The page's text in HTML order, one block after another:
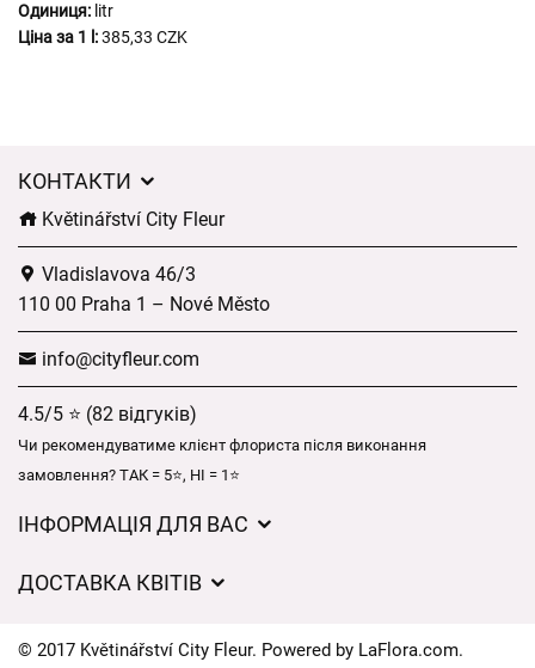
Одиниця: litr
Ціна за 1 l:385,33 CZK
КОНТАКТИ
Květinářství City Fleur
Vladislavova 46/3
110 00 Praha 1 – Nové Město
info@cityfleur.com
4.5/5 ⭐ (82 відгуків)
Чи рекомендуватиме клієнт флориста після виконання
замовлення? ТАК = 5⭐, НІ = 1⭐
ІНФОРМАЦІЯ ДЛЯ ВАС
Захист персональних даних
Час доставки квітів – огляд можливостей
ДОСТАВКА КВІТІВ
Куди ми доставляємо квіти
© 2017 Květinářství City Fleur. Powered by LaFlora.com.